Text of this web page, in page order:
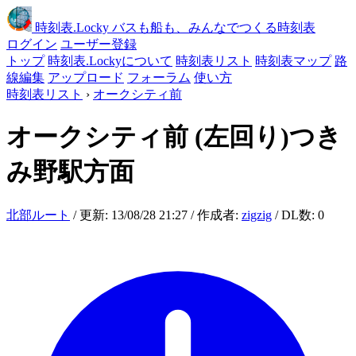
時刻表.Locky バスも船も、みんなでつくる時刻表
ログイン ユーザー登録
トップ 時刻表.Lockyについて 時刻表リスト 時刻表マップ 路
線編集 アップロード フォーラム 使い方
時刻表リスト › オークシティ前
オークシティ前 (左回り)つき
み野駅方面
北部ルート / 更新: 13/08/28 21:27 / 作成者: zigzig / DL数: 0